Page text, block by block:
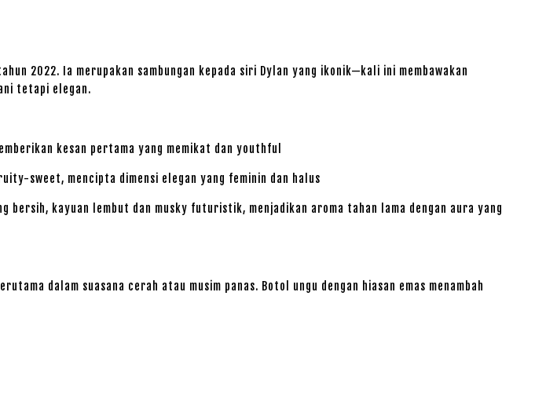
2022. Ia merupakan sambungan kepada siri Dylan yang ikonik—kali ini membawakan
tetapi elegan.
kesan pertama yang memikat dan youthful
sweet, mencipta dimensi elegan yang feminin dan halus
bersih, kayuan lembut dan musky futuristik, menjadikan aroma tahan lama dengan aura yang
dalam suasana cerah atau musim panas. Botol ungu dengan hiasan emas menambah